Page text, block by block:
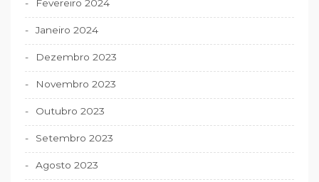
Fevereiro 2024
Janeiro 2024
Dezembro 2023
Novembro 2023
Outubro 2023
Setembro 2023
Agosto 2023